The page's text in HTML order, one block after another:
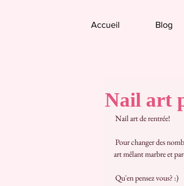
Accueil Blog
Nail art
Nail art de rentrée!
art mêlant marbre et
Qu'en pensez vous? :)